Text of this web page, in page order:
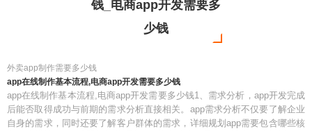
钱_电商app开发需要多
少钱
外卖app制作需要多少钱
app在线制作基本流程,电商app开发需要多少钱
app在线制作基本流程,电商app开发需要多少钱1、需求分析，app开发完成
后能否取得成功与前期的需求分析直接相关。app需求分析不仅要了解企业
自身的需求，同时还要了解客户群体的需求，详细规划app需要包含哪些核